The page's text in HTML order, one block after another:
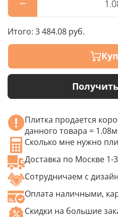
Итого: 3 484.08 руб.
Плитка продается
данного товара =
Сколько мне нужно
Доставка по Москве 1-
Сотрудничаем с
Оплата наличными,
Скидки на большие